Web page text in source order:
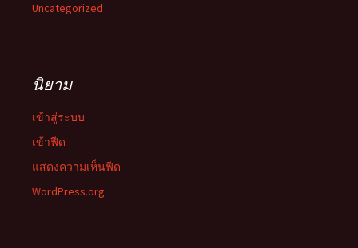
Uncategorized
นิยาม
เข้าสู่ระบบ
เข้าฟีด
แสดงความเห็นฟีด
WordPress.org